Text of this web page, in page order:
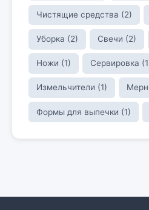
Чистящие средства (2)
Уборка (2) Свечи (2)
Ножи (1) Сервировка
Измельчители (1)
Формы для выпечки (1)